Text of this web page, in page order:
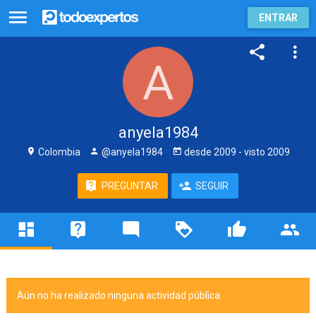
ENTRAR
anyela1984
Colombia @anyela1984 desde 2009 - visto 2009
PREGUNTAR SEGUIR
Aún no ha realizado ninguna actividad pública.